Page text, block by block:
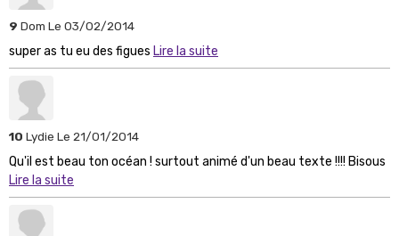
9 Dom Le 03/02/2014
super as tu eu des figues Lire la suite
10 Lydie Le 21/01/2014
Qu'il est beau ton océan ! surtout animé d'un beau texte !!!! Bisous
Lire la suite